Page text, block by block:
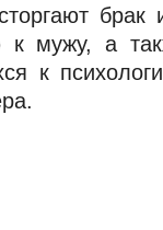
брак
мужу, а
к